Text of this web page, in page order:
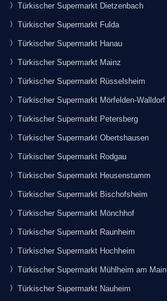
Türkischer Supermarkt Dietzenbach
Türkischer Supermarkt Fulda
Türkischer Supermarkt Hanau
Türkischer Supermarkt Mainz
Türkischer Supermarkt Rüsselsheim
Türkischer Supermarkt Mörfelden-Walldorf
Türkischer Supermarkt Petersberg
Türkischer Supermarkt Obertshausen
Türkischer Supermarkt Rodgau
Türkischer Supermarkt Heusenstamm
Türkischer Supermarkt Bischofsheim
Türkischer Supermarkt Mönchhof
Türkischer Supermarkt Raunheim
Türkischer Supermarkt Hochheim
Türkischer Supermarkt Mühlheim am Main
Türkischer Supermarkt Nauheim